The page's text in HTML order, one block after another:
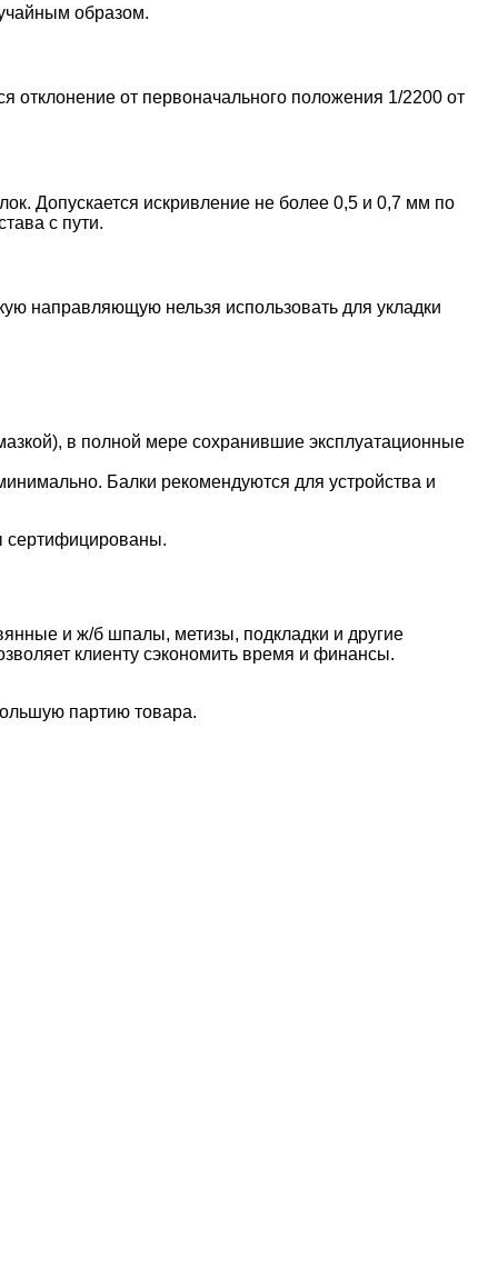
образом.
отклонение от первоначального положения 1/2200 от
Допускается искривление не более 0,5 и 0,7 мм по
с пути.
направляющую нельзя использовать для укладки
в полной мере сохранившие эксплуатационные
Балки рекомендуются для устройства и
сертифицированы.
и ж/б шпалы, метизы, подкладки и другие
клиенту сэкономить время и финансы.
партию товара.